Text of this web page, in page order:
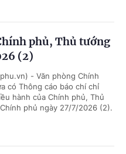
phủ, Thủ tướng
(2)
- Văn phòng Chính
có Thông cáo báo chí chỉ
hành của Chính phủ, Thủ
phủ ngày 27/7/2026 (2).